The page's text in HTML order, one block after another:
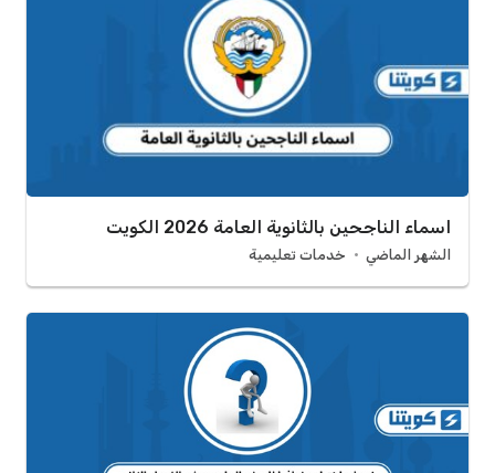
اسماء الناجحين بالثانوية العامة 2026 الكويت
الشهر الماضي خدمات تعليمية